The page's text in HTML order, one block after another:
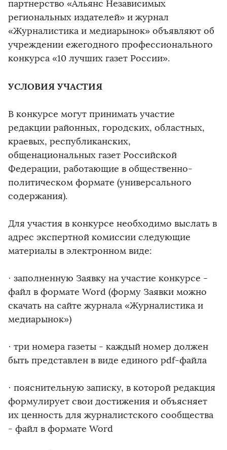
партнерство «Альянс Независимых
региональных издателей» и журнал
«Журналистика и медиарынок» объявляют об
учреждении ежегодного профессионального
конкурса «10 лучших газет России».
УСЛОВИЯ УЧАСТИЯ
В конкурсе могут принимать участие
редакции районных, городских, областных,
краевых, республиканских,
общенациональных газет Российской
Федерации, работающие в общественно-
политическом формате (универсального
содержания).
Для участия в конкурсе необходимо выслать в
адрес экспертной комиссии следующие
материалы в электронном виде:
· заполненную Заявку на участие конкурсе -
файл в формате Word (форму Заявки можно
скачать на сайте журнала «Журналистика и
медиарынок»)
· три номера газеты - каждый номер должен
быть представлен в виде единого pdf-файла
· пояснительную записку, в которой редакция
формулирует свои достижения и объясняет
их ценность для журналистского сообщества
- файл в формате Word